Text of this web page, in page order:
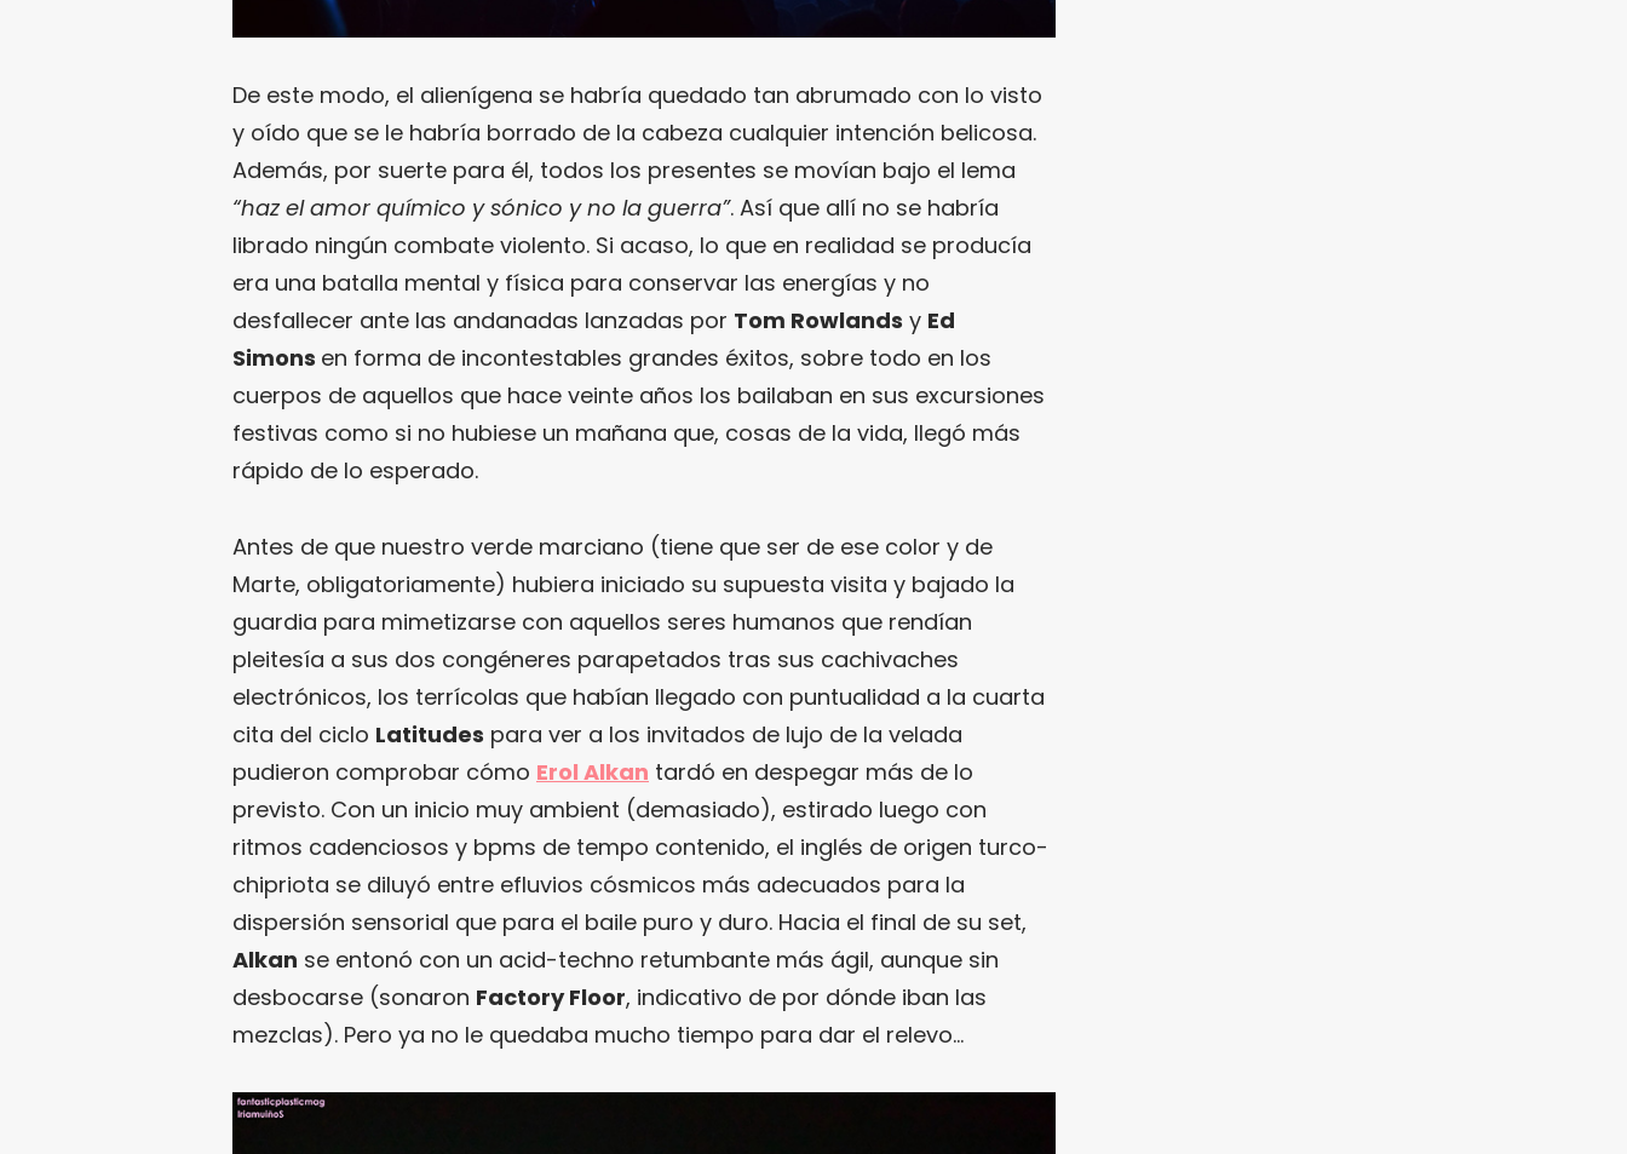
De este modo, el alienígena se habría quedado tan abrumado con lo visto
y oído que se le habría borrado de la cabeza cualquier intención belicosa.
Además, por suerte para él, todos los presentes se movían bajo el lema
“haz el amor químico y sónico y no la guerra”. Así que allí no se habría
librado ningún combate violento. Si acaso, lo que en realidad se producía
era una batalla mental y física para conservar las energías y no
desfallecer ante las andanadas lanzadas por Tom Rowlands y Ed
Simons en forma de incontestables grandes éxitos, sobre todo en los
cuerpos de aquellos que hace veinte años los bailaban en sus excursiones
festivas como si no hubiese un mañana que, cosas de la vida, llegó más
rápido de lo esperado.
Antes de que nuestro verde marciano (tiene que ser de ese color y de
Marte, obligatoriamente) hubiera iniciado su supuesta visita y bajado la
guardia para mimetizarse con aquellos seres humanos que rendían
pleitesía a sus dos congéneres parapetados tras sus cachivaches
electrónicos, los terrícolas que habían llegado con puntualidad a la cuarta
cita del ciclo Latitudes para ver a los invitados de lujo de la velada
pudieron comprobar cómo Erol Alkan tardó en despegar más de lo
previsto. Con un inicio muy ambient (demasiado), estirado luego con
ritmos cadenciosos y bpms de tempo contenido, el inglés de origen turco-
chipriota se diluyó entre efluvios cósmicos más adecuados para la
dispersión sensorial que para el baile puro y duro. Hacia el final de su set,
Alkan se entonó con un acid-techno retumbante más ágil, aunque sin
desbocarse (sonaron Factory Floor, indicativo de por dónde iban las
mezclas). Pero ya no le quedaba mucho tiempo para dar el relevo…